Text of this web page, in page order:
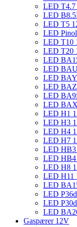
LED
LED
LED T5
LED
LED T10
LED T20
LED
LED
LED
LED
LED
LED
LED H1
LED H3
LED H4
LED H7
LED HB3
LED HB4
LED H8
LED H11
LED
LED
LED
LED
Gaspærer 12V